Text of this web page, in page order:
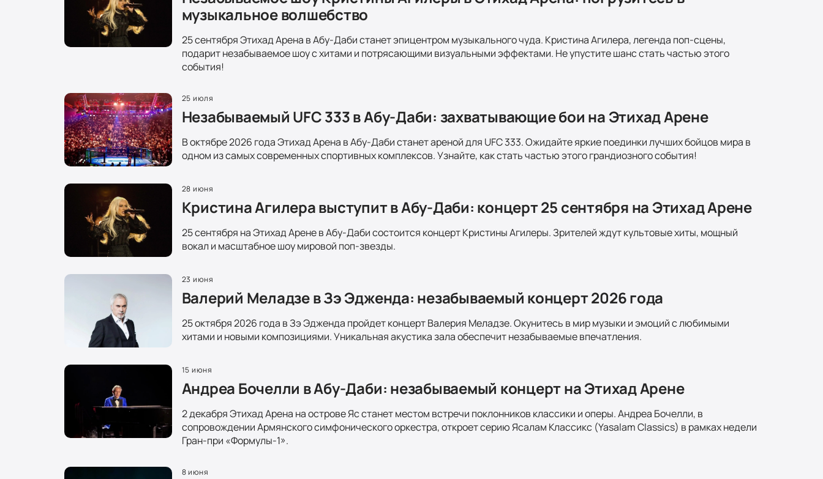
музыкальное волшебство
25 сентября Этихад Арена в Абу-Даби станет эпицентром музыкального чуда. Кристина Агилера, легенда поп-сцены,
подарит незабываемое шоу с хитами и потрясающими визуальными эффектами. Не упустите шанс стать частью этого
события!
25 июля
Незабываемый UFC 333 в Абу-Даби: захватывающие бои на Этихад Арене
В октябре 2026 года Этихад Арена в Абу-Даби станет ареной для UFC 333. Ожидайте яркие поединки лучших бойцов мира в
одном из самых современных спортивных комплексов. Узнайте, как стать частью этого грандиозного события!
28 июня
Кристина Агилера выступит в Абу-Даби: концерт 25 сентября на Этихад Арене
25 сентября на Этихад Арене в Абу-Даби состоится концерт Кристины Агилеры. Зрителей ждут культовые хиты, мощный
вокал и масштабное шоу мировой поп-звезды.
23 июня
Валерий Меладзе в Зэ Эдженда: незабываемый концерт 2026 года
25 октября 2026 года в Зэ Эдженда пройдет концерт Валерия Меладзе. Окунитесь в мир музыки и эмоций с любимыми
хитами и новыми композициями. Уникальная акустика зала обеспечит незабываемые впечатления.
15 июня
Андреа Бочелли в Абу-Даби: незабываемый концерт на Этихад Арене
2 декабря Этихад Арена на острове Яс станет местом встречи поклонников классики и оперы. Андреа Бочелли, в
сопровождении Армянского симфонического оркестра, откроет серию Ясалам Классикс (Yasalam Classics) в рамках недели
Гран-при «Формулы-1».
8 июня